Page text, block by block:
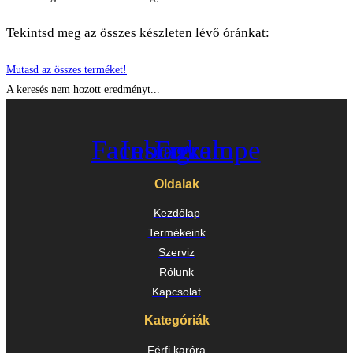
Tekintsd meg az összes készleten lévő óránkat:
Mutasd az összes terméket!
A keresés nem hozott eredményt...
Facebook
Instagram
Envelope
Oldalak
Kezdőlap
Termékeink
Szerviz
Rólunk
Kapcsolat
Kategóriák
Férfi karóra